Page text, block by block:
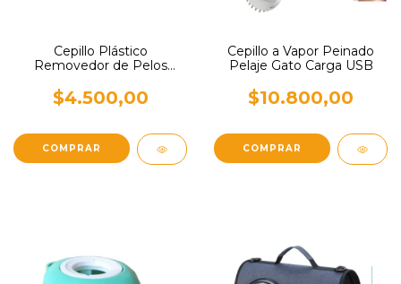
Cepillo Plástico
Removedor de Pelos
$4.500,00
Cepillo a Vapor Peinado
Pelaje Gato Carga USB
$10.800,00